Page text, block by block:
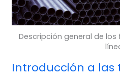
Descripción general de
Introducción a las